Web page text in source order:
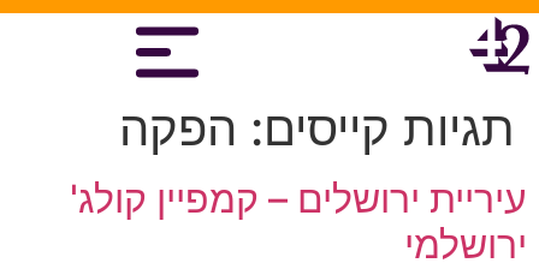
תגיות קייסים: הפקה
עיריית ירושלים – קמפיין קולג'
ירושלמי